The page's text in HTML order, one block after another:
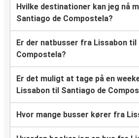
Hvilke destinationer kan jeg nå
Santiago de Compostela?
Er der natbusser fra Lissabon til
Compostela?
Er det muligt at tage på en
Lissabon til Santiago de
Hvor mange busser kører fra